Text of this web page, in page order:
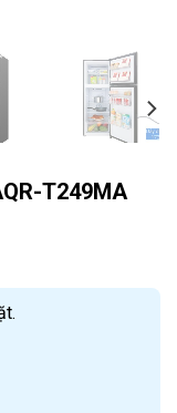
T249MA